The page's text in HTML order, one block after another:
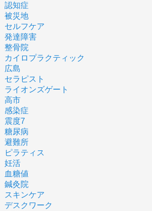
認知症
被災地
セルフケア
発達障害
整骨院
カイロプラクティック
広島
セラピスト
ライオンズゲート
高市
感染症
震度7
糖尿病
避難所
ピラティス
妊活
血糖値
鍼灸院
スキンケア
デスクワーク